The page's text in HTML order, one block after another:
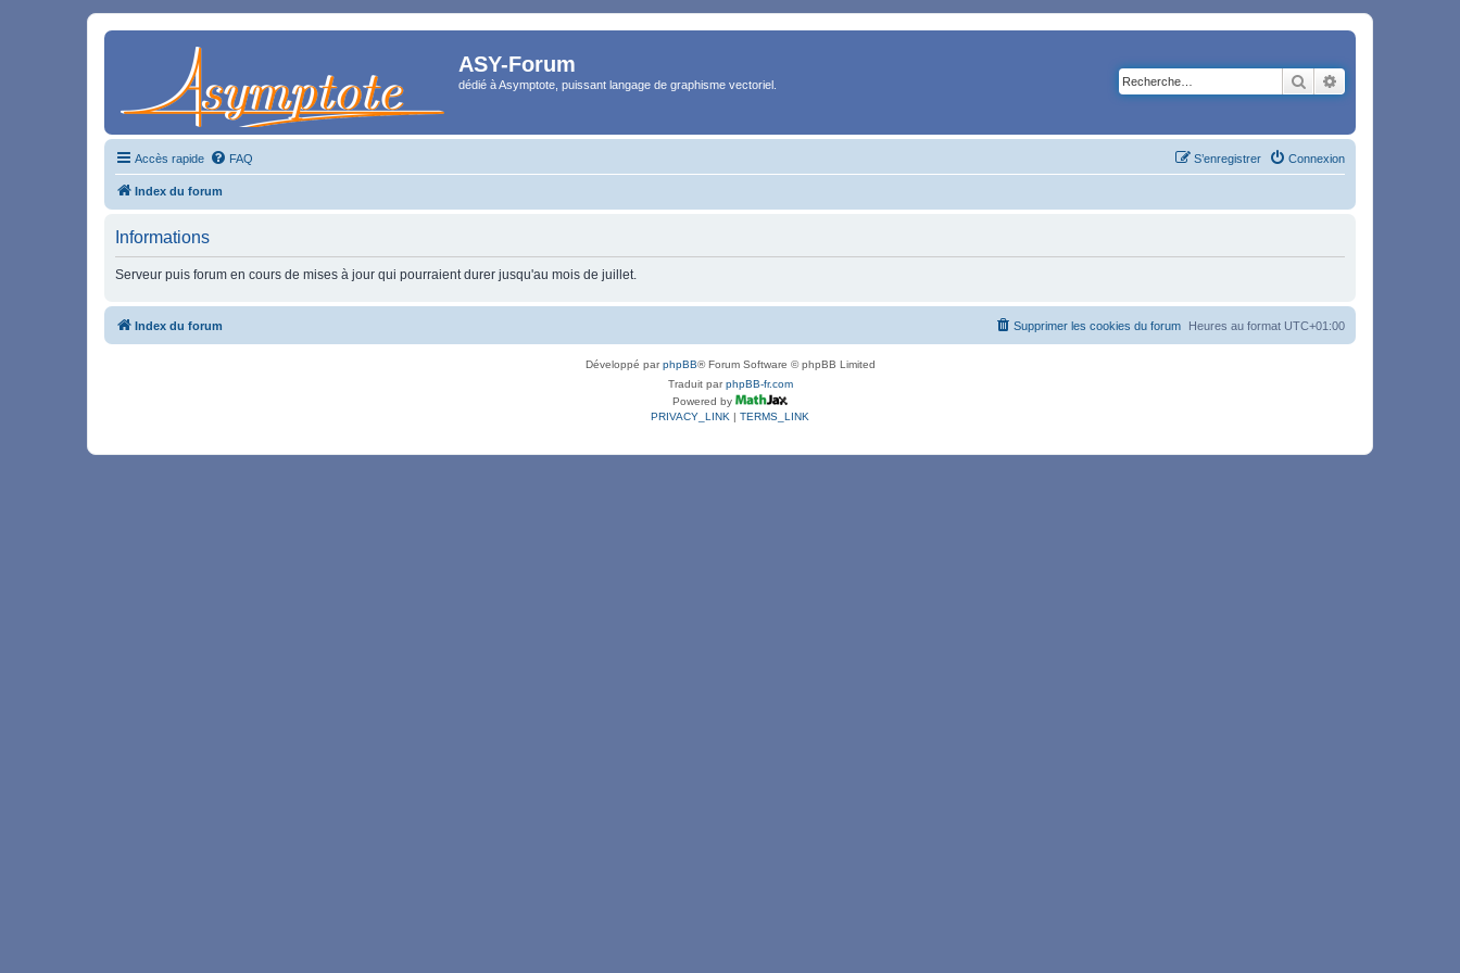
ASY-Forum
dédié à Asymptote, puissant langage de graphisme vectoriel. Rechercher
Accès rapide FAQ Connexion
S’enregistrer
Index du forum
Informations
Serveur puis forum en cours de mises à jour qui pourraient durer jusqu'au mois de juillet.
Index du forum Heures au format UTC+01:00
Supprimer les cookies du forum
Développé parphpBB® Forum Software © phpBB Limited
Traduit parphpBB-fr.com
Powered by
PRIVACY_LINK | TERMS_LINK